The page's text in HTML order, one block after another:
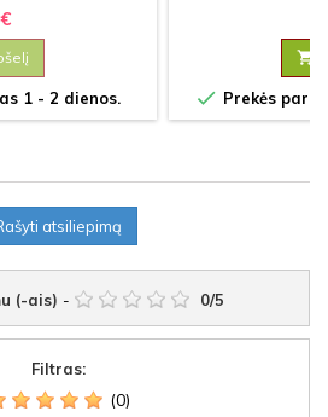
1 - 2 dienos.

 Prekės
atsiliepimą
(-ais) - 0/5
Filtras:
(0)